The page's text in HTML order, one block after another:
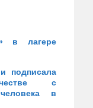
в лагере
подписала
с
в